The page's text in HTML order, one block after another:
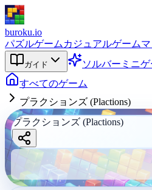
buroku.io
パズルゲーム カジュアルゲーム
ガイド ソルバー ミニ
すべてのゲーム
プラクションズ (Plactions)
プラクションズ (Plactions)